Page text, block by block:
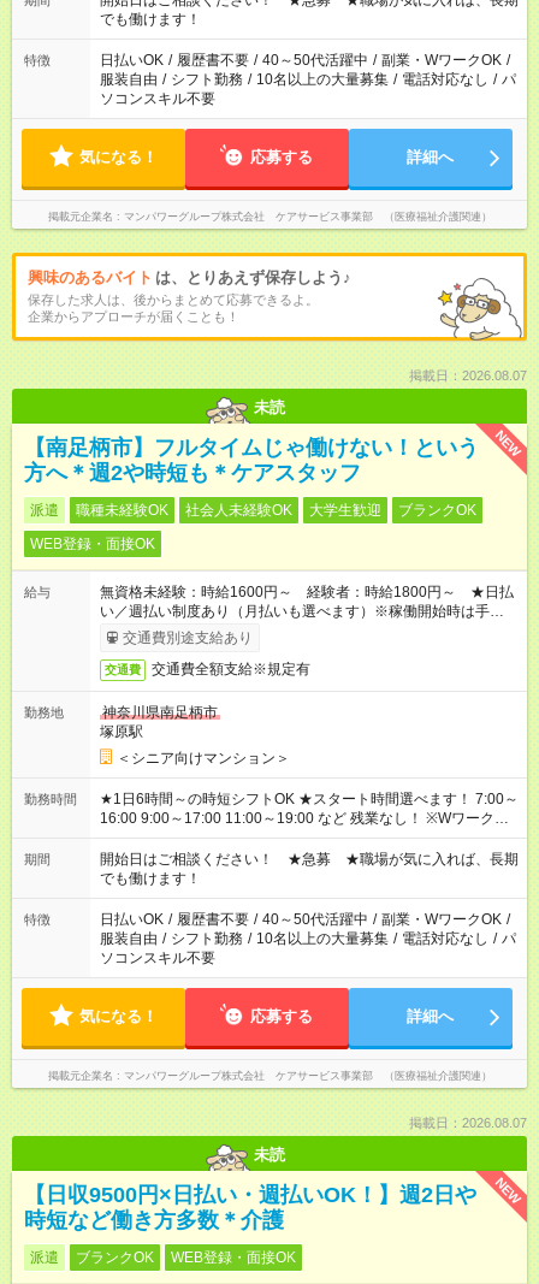
間以上勤務は社会保険への加入対象となります ※労働者派遣法
（日雇い派遣の原則禁止）により、短時間・短期間の就業はご
案内が難しい場合があります
でも働けます！
特徴 日払いOK / 履歴書不要 / 40～50代活躍中 / 副業・WワークOK /
服装自由 / シフト勤務 / 10名以上の大量募集 / 電話対応なし / パ
ソコンスキル不要
気になる！ 応募する 詳細へ
掲載元企業名 マンパワーグループ株式会社 ケアサービス事業部 （医療福祉介護関連）
興味のあるバイト は、とりあえず保存しよう♪
保存した求人は、後からまとめて応募できるよ。
企業からアプローチが届くことも！
掲載日：2026.08.07
未読
NEW
【南足柄市】フルタイムじゃ働けない！という
方へ＊週2や時短も＊ケアスタッフ
派遣 職種未経験OK 社会人未経験OK 大学生歓迎
ブランクOK
WEB登録・面接OK
給与
無資格未経験：時給1600円～ 経験者：時給1800円～ ★日払
い／週払い制度あり（月払いも選べます）※稼働開始時は手続き
完了次第のお支払いとなります。
交通費別途支給あり
交通費 交通費全額支給※規定有
勤務地
神奈川県南足柄市
塚原駅
＜シニア向けマンション＞
勤務時間
★1日6時間～の時短シフトOK ★スタート時間選べます！ 7:00～
16:00 9:00～17:00 11:00～19:00 など 残業なし！ ※Wワークの
場合、他のお仕事と合わせ週40時間超の就業はご案内できませ
ん ※法令に基づき、週20時間以上勤務は社会保険への加入対象
となります ※労働者派遣法（日雇い派遣の原則禁止）により、
短時間・短期間の就業はご案内が難しい場合があります
期間
開始日はご相談ください！ ★急募 ★職場が気に入れば、長期
でも働けます！
特徴 日払いOK / 履歴書不要 / 40～50代活躍中 / 副業・WワークOK /
服装自由 / シフト勤務 / 10名以上の大量募集 / 電話対応なし / パ
ソコンスキル不要
気になる！ 応募する 詳細へ
掲載元企業名 マンパワーグループ株式会社 ケアサービス事業部 （医療福祉介護関連）
掲載日：2026.08.07
未読
NEW
【日収9500円×日払い・週払いOK！】週2日や
時短など働き方多数＊介護
派遣 ブランクOK WEB登録・面接OK